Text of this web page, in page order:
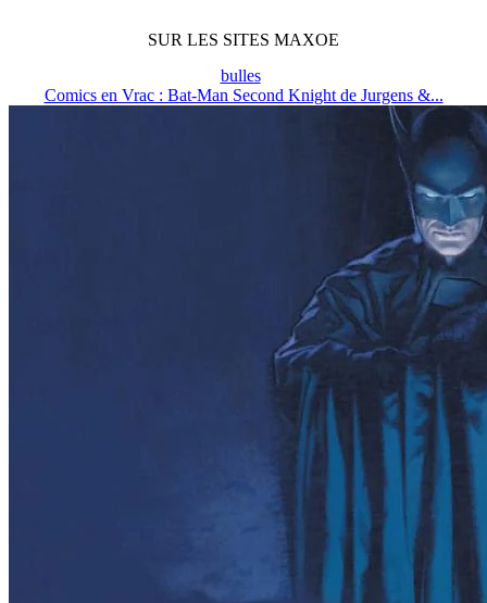
SUR LES SITES MAXOE
bulles
Comics en Vrac : Bat-Man Second Knight de Jurgens &...